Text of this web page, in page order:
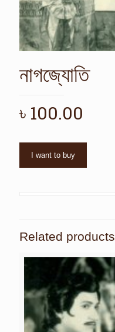
নাগজ্যোতি
৳ 100.00
I want to buy
Related products